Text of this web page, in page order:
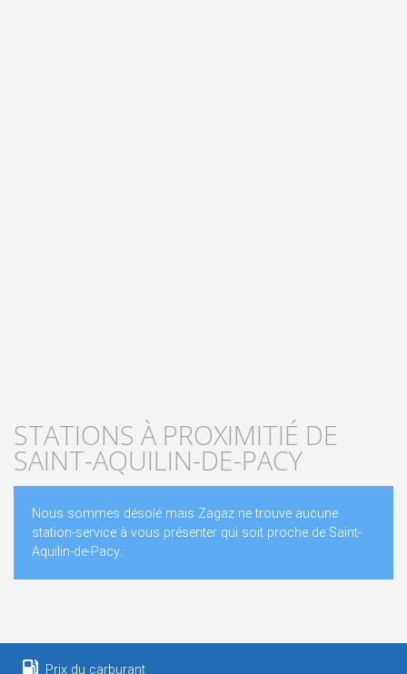
STATIONS À PROXIMITIÉ DE
SAINT-AQUILIN-DE-PACY
Nous sommes désolé mais Zagaz ne trouve aucune
station-service à vous présenter qui soit proche de Saint-
Aquilin-de-Pacy..
Prix du carburant